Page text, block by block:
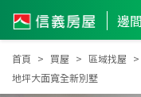
首頁 買屋 區域找屋
地坪大面寬全新別墅